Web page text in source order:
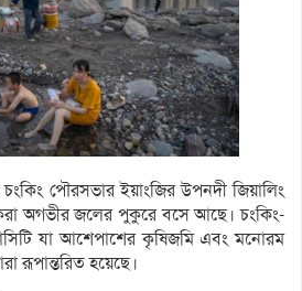
পৌরসভার ইয়াংজির উপনদী জিয়ালিং
অগভীর জলের পুকুরে বসে আছে। চংকিং-
যা আশেপাশের কৃষিজমি এবং মনোরম
রূপান্তরিত হয়েছে।